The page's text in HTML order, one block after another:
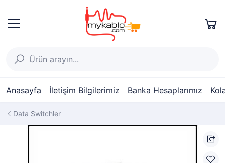
Anasayfa İletişim Bilgilerimiz Banka Hesaplarımız
Data Switchler